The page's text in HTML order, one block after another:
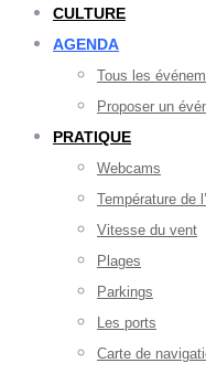
CULTURE
AGENDA
Tous les
Proposer un
PRATIQUE
Webcams
Température de
Vitesse du vent
Plages
Parkings
Les ports
Carte de